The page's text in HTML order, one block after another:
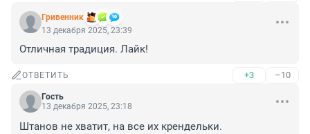
Гривенник
13 декабря 2025, 23:39
Отличная традиция. Лайк!
ОТВЕТИТЬ +3 –10
Гость
13 декабря 2025, 23:18
Штанов не хватит, на все их крендельки.